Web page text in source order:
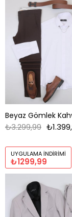
₺3.299,99
UYGULAMA İNDIRIMI
₺1299,99